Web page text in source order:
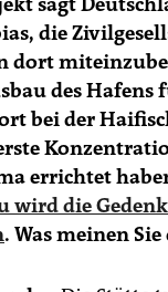
die
dort
des Hafens
bei der
errichtet
wird die
. Was meinen Sie